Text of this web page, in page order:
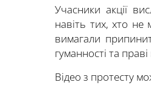
Учасники акції
навіть тих, хто не
вимагали
гуманності та
Відео з протесту